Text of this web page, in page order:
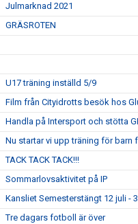
Julmarknad 2021
GRÄSROTEN
U17 träning inställd 5/9
Film från Cityidrotts besök hos
Handla på Intersport och stötta
Nu startar vi upp träning för barn
TACK TACK TACK!!!
Sommarlovsaktivitet på IP
Kansliet Semesterstängt 12 juli -
Tre dagars fotboll är över